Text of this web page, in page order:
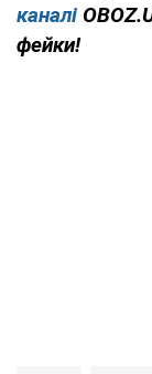
каналі
фейки!